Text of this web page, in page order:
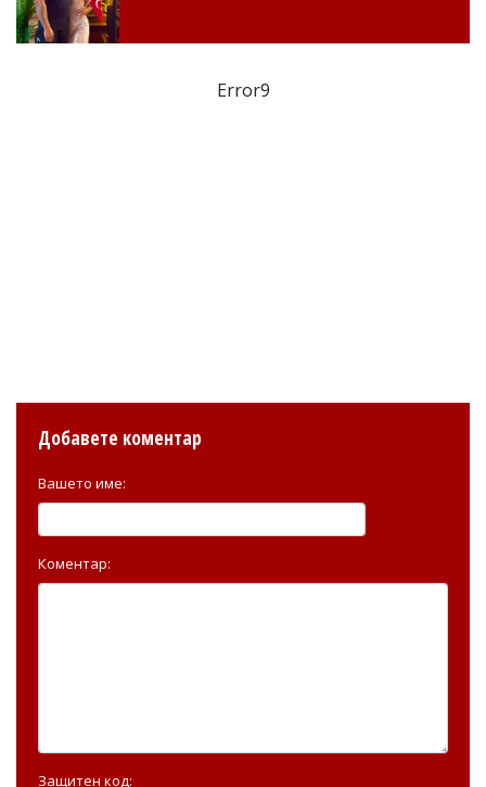
Error9
Добавете коментар
Вашето име:
Коментар:
Защитен код: